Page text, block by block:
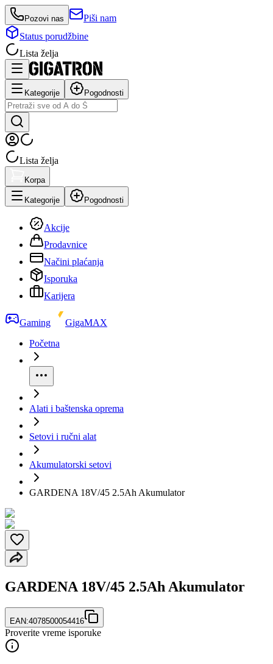
Pozovi nas
Piši nam
Status porudžbine
Lista želja
Kategorije Pogodnosti
Lista želja
Korpa
Kategorije Pogodnosti
Akcije
Prodavnice
Načini plaćanja
Isporuka
Karijera
Gaming
GigaMAX
Početna
Alati i baštenska oprema
Setovi i ručni alat
Akumulatorski setovi
GARDENA 18V/45 2.5Ah Akumulator
GARDENA 18V/45 2.5Ah Akumulator
EAN:4078500054416
Proverite vreme isporuke